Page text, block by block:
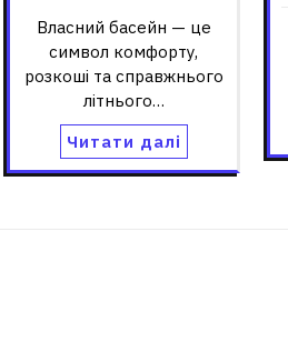
Власний басейн — це
символ комфорту,
розкоші та справжнього
літнього…
Читати далі